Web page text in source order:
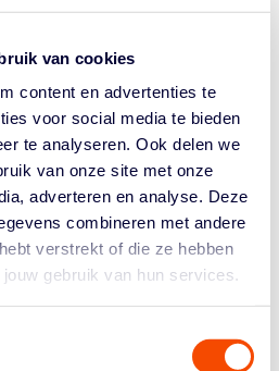
van cookies
content en advertenties te
voor social media te bieden
te analyseren. Ook delen we
van onze site met onze
adverteren en analyse. Deze
combineren met andere
verstrekt of die ze hebben
gebruik van hun services.
van de wedstrijden zullen de
betrokken BNXT teams hun
samen met de deelnemers de
Uiteraard worden de clinics
Voor de deelnemers
broodmaaltijd geregeld. Leden
de volgende opzet:
25 coaches. Vooraf
/ VBC: 22,50 euro